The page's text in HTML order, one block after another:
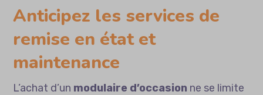
Anticipez les services de
remise en état et
maintenance
L’achat d’un modulaire d’occasion ne se limite